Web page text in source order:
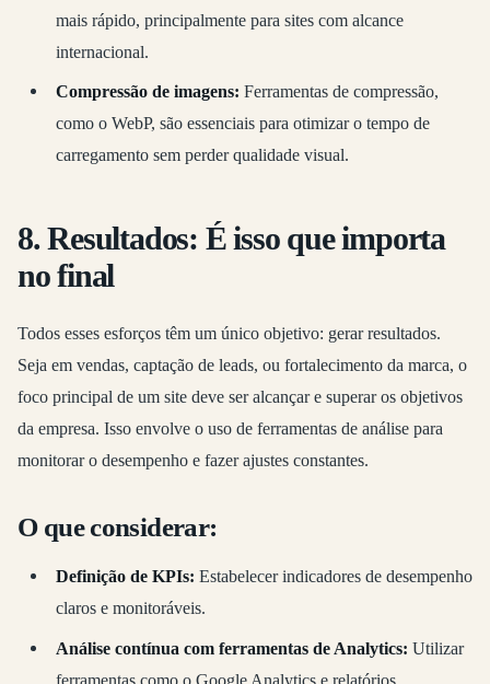
mais rápido, principalmente para sites com alcance
internacional.
Compressão de imagens: Ferramentas de compressão,
como o WebP, são essenciais para otimizar o tempo de
carregamento sem perder qualidade visual.
8. Resultados: É isso que importa
no final
Todos esses esforços têm um único objetivo: gerar resultados.
Seja em vendas, captação de leads, ou fortalecimento da marca, o
foco principal de um site deve ser alcançar e superar os objetivos
da empresa. Isso envolve o uso de ferramentas de análise para
monitorar o desempenho e fazer ajustes constantes.
O que considerar:
Definição de KPIs: Estabelecer indicadores de desempenho
claros e monitoráveis.
Análise contínua com ferramentas de Analytics: Utilizar
ferramentas como o Google Analytics e relatórios